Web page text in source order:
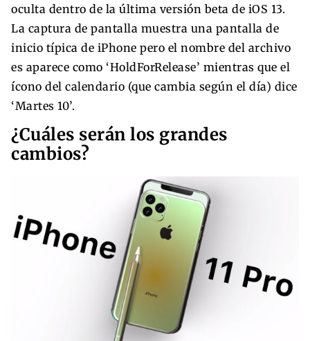
oculta dentro de la última versión beta de iOS 13.
La captura de pantalla muestra una pantalla de
inicio típica de iPhone pero el nombre del archivo
es aparece como ‘HoldForRelease’ mientras que el
ícono del calendario (que cambia según el día) dice
‘Martes 10’.
¿Cuáles serán los grandes
cambios?